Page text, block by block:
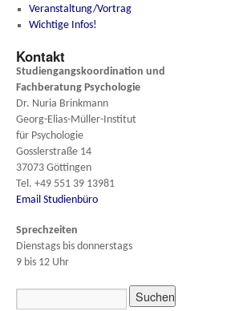
Veranstaltung/Vortrag
Wichtige Infos!
Kontakt
Studiengangskoordination und
Fachberatung Psychologie
Dr. Nuria Brinkmann
Georg-Elias-Müller-Institut
für Psychologie
Gosslerstraße 14
37073 Göttingen
Tel. +49 551 39 13981
Email Studienbüro
Sprechzeiten
Dienstags bis donnerstags
9 bis 12 Uhr